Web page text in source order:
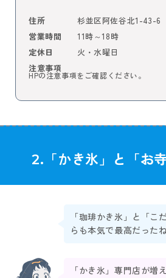
住所 杉並区阿佐谷北1-43-6
営業時間 11時～18時
定休日 火・水曜日
注意事項
HPの注意事項をご確認ください。
2.「かき氷」と「お寺
「珈琲かき氷」と「こ
らも本気で最高だったね
「かき氷」専門店が増